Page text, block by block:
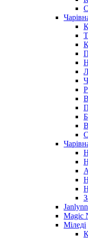
Janlynn
Magic
Міледі